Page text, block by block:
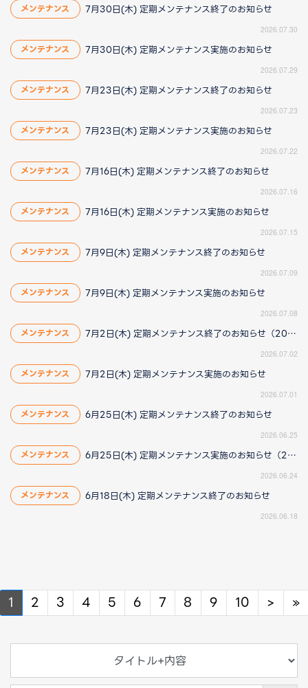
メンテナンス 7月30日(木) 定期メンテナンス終了のお知らせ
2026.07.30
メンテナンス 7月30日(木) 定期メンテナンス実施のお知らせ
2026.07.29
メンテナンス 7月23日(木) 定期メンテナンス終了のお知らせ
2026.07.23
メンテナンス 7月23日(木) 定期メンテナンス実施のお知らせ
2026.07.22
メンテナンス 7月16日(木) 定期メンテナンス終了のお知らせ
2026.07.16
メンテナンス 7月16日(木) 定期メンテナンス実施のお知らせ
2026.07.15
メンテナンス 7月9日(木) 定期メンテナンス終了のお知らせ
2026.07.09
メンテナンス 7月9日(木) 定期メンテナンス実施のお知らせ
2026.07.08
メンテナンス 7月2日(木) 定期メンテナンス終了のお知らせ（2026/7/2 16:25更新）
2026.07.02
メンテナンス 7月2日(木) 定期メンテナンス実施のお知らせ
2026.07.01
メンテナンス 6月25日(木) 定期メンテナンス終了のお知らせ
2026.06.25
メンテナンス 6月25日(木) 定期メンテナンス実施のお知らせ（2026/6/25 13:40更新）
2026.06.24
メンテナンス 6月18日(木) 定期メンテナンス終了のお知らせ
2026.06.18
1 2 3 4 5 6 7 8 9 10 > Next
»